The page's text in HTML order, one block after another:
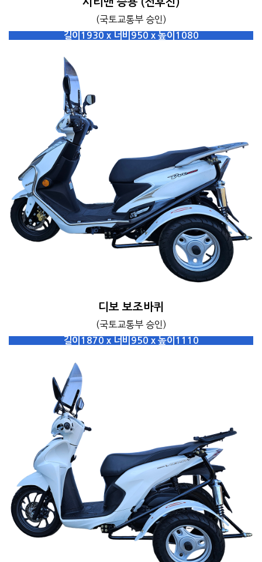
(국토교통부 승인)
길이1930 x 너비950 x 높이1080
디보 보조바퀴
(국토교통부 승인)
길이1870 x 너비950 x 높이1110